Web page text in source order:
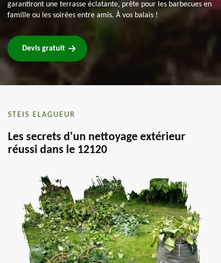
garantiront une terrasse éclatante, prête pour les barbecues en
famille ou les soirées entre amis. À vos balais !
Devis gratuit
STEIS ELAGUEUR
Les secrets d'un nettoyage extérieur
réussi dans le 12120